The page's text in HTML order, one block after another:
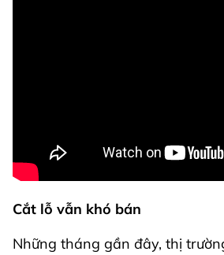
Cắt lỗ vẫn khó bán
Những tháng gần đây, thị